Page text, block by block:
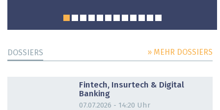
DOSSIERS » MEHR DOSSIERS
Fintech, Insurtech & Digital
Banking
07.07.2026 - 14:20 Uhr